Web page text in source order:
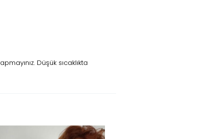
Düşük sıcaklıkta